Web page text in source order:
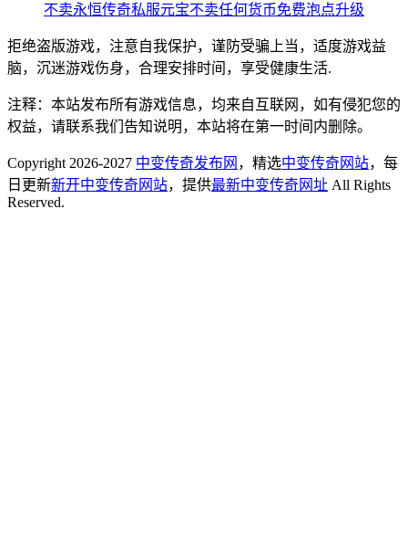
不卖永恒传奇私服元宝不卖任何货币免费泡点升级
拒绝盗版游戏，注意自我保护，谨防受骗上当，适度游戏益
脑，沉迷游戏伤身，合理安排时间，享受健康生活.
注释：本站发布所有游戏信息，均来自互联网，如有侵犯您的
权益，请联系我们告知说明，本站将在第一时间内删除。
Copyright 2026-2027 中变传奇发布网 ，精选中变传奇网站，每
日更新新开中变传奇网站，提供最新中变传奇网址 All Rights
Reserved.